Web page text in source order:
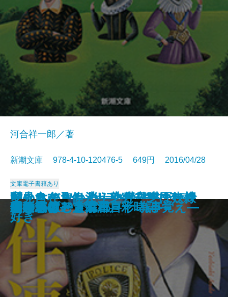
スクールカースト殺人教室
イン・ザ・ヘブン
いいとこ取り！ 熟年交際のスス
メ
村上ラヂオ3―サラダ好きのライ
オン―
私のなかの彼女
ヘタウマな愛
闇の女たち―消えゆく日本人街娼
の記録―
あきらめない心―心臓外科医は命
をつなぐ―
深読みシェイクスピア
シェイクスピアの正体
河合祥一郎／著
新潮文庫 978-4-10-120476-5 649円 2016/04/28
文庫電子書籍あり
伴連れ
雪まろげ―古手屋喜十 為事覚え―
雪の果て―人情江戸彩時記―
蛍の森
僕の名はアラム
結婚式のメンバー
トリモノート
小さいおじさん
ひとり飲む、京都
変見自在 偉人リンカーンは奴隷
好き